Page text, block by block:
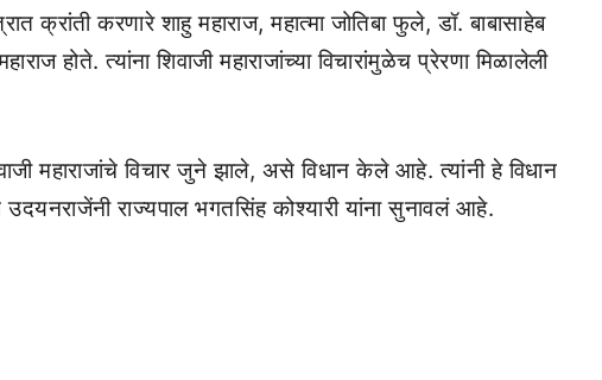
क्रांती करणारे शाहु महाराज, महात्मा जोतिबा फुले, डॉ. बाबासाहेब
होते. त्यांना शिवाजी महाराजांच्या विचारांमुळेच प्रेरणा मिळालेली
महाराजांचे विचार जुने झाले, असे विधान केले आहे. त्यांनी हे विधान
राज्यपाल भगतसिंह कोश्यारी यांना सुनावलं आहे.